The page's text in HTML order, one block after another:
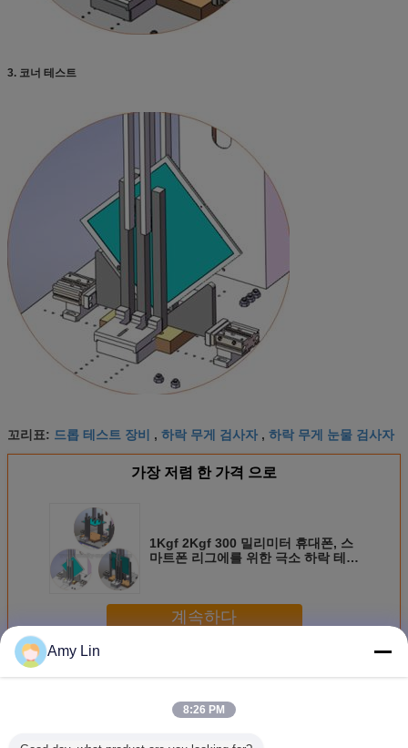
3. 코너 테스트
꼬리표: 드롭 테스트 장비 , 하락 무게 검사자 , 하락 무게 눈물 검사자
가장 저렴 한 가격 으로
1Kgf 2Kgf 300 밀리미터 휴대폰, 스
마트폰 리그에를 위한 극소 하락 테스
계속하다
더 많은 것
Amy Lin
8:26 PM